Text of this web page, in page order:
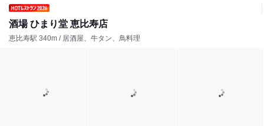
酒場 ひまり堂 恵比寿店
恵比寿駅 340m / 居酒屋、牛タン、鳥料理